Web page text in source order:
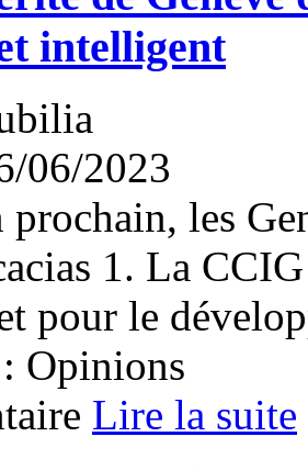
intelligent
06/2023
les
1. La
pour le
Opinions
Lire la suite